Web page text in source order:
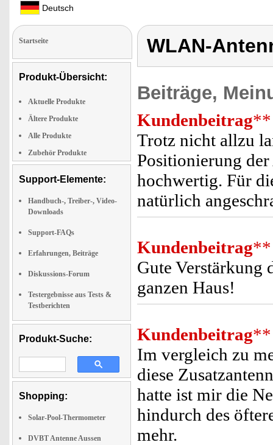
Deutsch
Startseite
Produkt-Übersicht:
Aktuelle Produkte
Ältere Produkte
Alle Produkte
Zubehör Produkte
Support-Elemente:
Handbuch-, Treiber-, Video-
Downloads
Support-FAQs
Erfahrungen, Beiträge
Diskussions-Forum
Testergebnisse aus Tests &
Testberichten
Produkt-Suche:
Shopping:
Solar-Pool-Thermometer
DVBT Antenne Aussen
WLAN-
Beiträge,
Kundenbeitrag**
Trotz nicht allzu
Positionierung
hochwertig. Für
natürlich
Kundenbeitrag**
Gute Verstärkung
ganzen Haus!
Kundenbeitrag**
Im vergleich zu
diese
hatte ist mir die
hindurch des
mehr.